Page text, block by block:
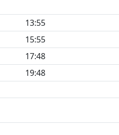
13:55
15:55
17:48
19:48